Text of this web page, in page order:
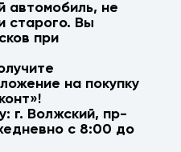
автомобиль, не
старого. Вы
при
на покупку
г. Волжский, пр-
с 8:00 до